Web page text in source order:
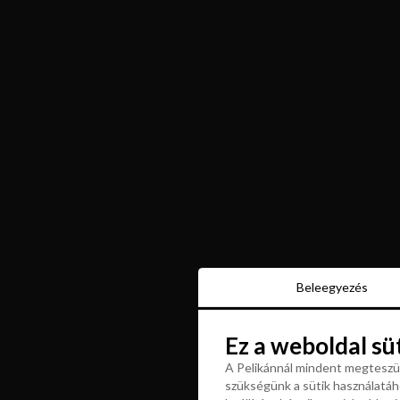
Beleegyezés
Ez a weboldal
A Pelikánnál mindent
Beleegyezés
Ez a weboldal
A Pelikánnál mindent
szükségünk a sütik